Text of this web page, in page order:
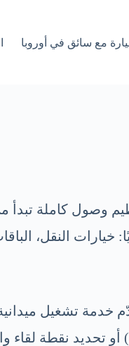
مع سائق في أوروبا
كاملة تبدأ
النقل،
خدمة تشغيل
أو تحديد نقطة